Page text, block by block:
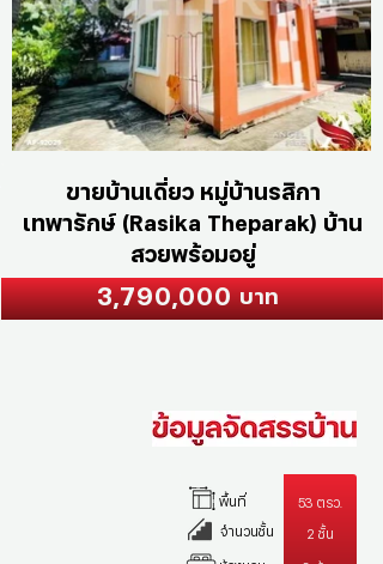
พื้นที่
จำนวนชั้น
53 ตรว.
2 ชั้น
ขายบ้านเดี่ยว หมู่บ้านรสิกา
เทพารักษ์ (Rasika Theparak) บ้าน
สวยพร้อมอยู่
3,790,000 บาท